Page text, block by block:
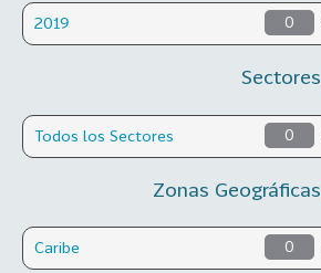
2019 0
Sectores
Todos los Sectores 0
Zonas Geográficas
Caribe 0